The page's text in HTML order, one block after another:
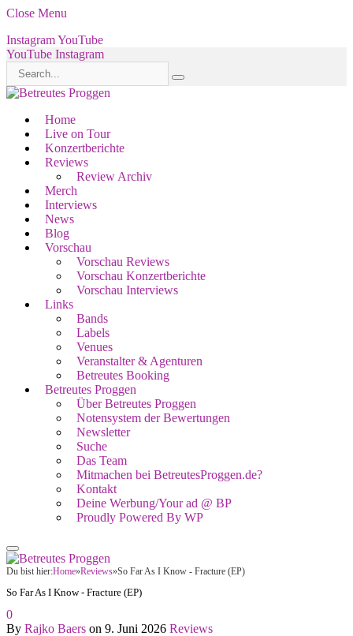
Close Menu
InstagramYouTube
YouTube Instagram
Home
Live on Tour
Konzertberichte
Reviews
Review Archiv
Merch
Interviews
News
Blog
Vorschau
Vorschau Reviews
Vorschau Konzertberichte
Vorschau Interviews
Links
Bands
Labels
Venues
Veranstalter & Agenturen
Betreutes Booking
Betreutes Proggen
Über Betreutes Proggen
Notensystem der Bewertungen
Newsletter
Suche
Das Team
Mitmachen bei BetreutesProggen.de?
Kontakt
Deine Werbung/Your ad @ BP
Proudly Powered By WP
Du bist hier:Home»Reviews»So Far As I Know - Fracture (EP)
So Far As I Know - Fracture (EP)
0
By Rajko Baers on 9. Juni 2026 Reviews